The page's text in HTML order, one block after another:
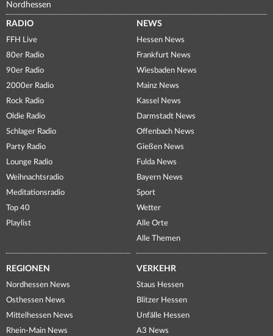
Nordhessen
RADIO
FFH Live
80er Radio
90er Radio
2000er Radio
Rock Radio
Oldie Radio
Schlager Radio
Party Radio
Lounge Radio
Weihnachtsradio
Meditationsradio
Top 40
Playlist
NEWS
Hessen News
Frankfurt News
Wiesbaden News
Mainz News
Kassel News
Darmstadt News
Offenbach News
Gießen News
Fulda News
Bayern News
Sport
Wetter
Alle Orte
Alle Themen
REGIONEN
Nordhessen News
Osthessen News
Mittelhessen News
Rhein-Main News
VERKEHR
Staus Hessen
Blitzer Hessen
Unfälle Hessen
A3 News